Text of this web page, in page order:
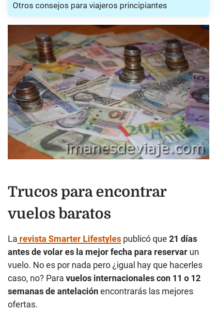
Otros consejos para viajeros principiantes
Trucos para encontrar
vuelos baratos
La revista Smarter Lifestyles publicó que 21 días
antes de volar es la mejor fecha para reservar un
vuelo. No es por nada pero ¿igual hay que hacerles
caso, no? Para vuelos internacionales con 11 o 12
semanas de antelaciónencontrarás las mejores
ofertas.